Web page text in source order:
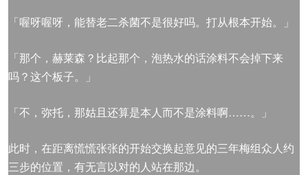
「喔呀喔呀，能替老二杀菌不是很好吗。打从根本开始。」
「那个，赫莱森？比起那个，泡热水的话涂料不会掉下来
吗？这个板子。」
「不，弥托，那姑且还算是本人而不是涂料啊……。」
此时，在距离慌慌张张的开始交换起意见的三年梅组众人约
三步的位置，有无言以对的人站在那边。